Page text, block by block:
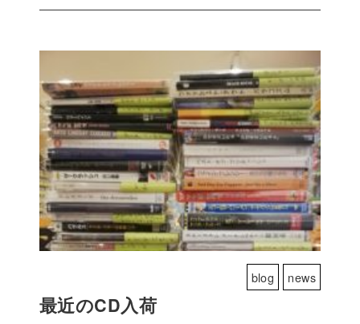
blog news
最近のCD入荷